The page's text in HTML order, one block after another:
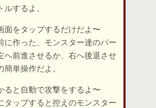
ルするよ。
面をタップするだけだよ〜
に作った、モンスター達のパー
へ前進させるか、右へ後退させ
簡単操作だよ。
ると自動で攻撃をするよ〜
タップすると控えのモンスター